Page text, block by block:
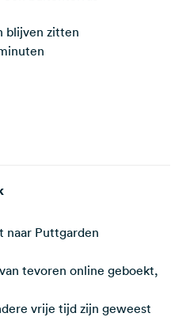
blijven zitten
naar Puttgarden
tevoren online geboekt,
vrije tijd zijn geweest